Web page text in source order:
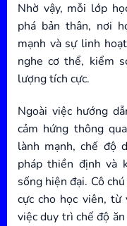
Nhờ vậy, mỗi lớp
phá bản thân, nơi
mạnh và sự linh
nghe cơ thể, kiểm
lượng tích cực.
Ngoài việc hướng
cảm hứng thông
lành mạnh, chế độ
pháp thiền định và
sống hiện đại. Cô
cực cho học viên, từ
việc duy trì chế độ